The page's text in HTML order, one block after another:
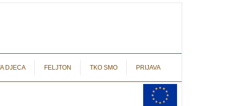
DJECA FELJTON TKO SMO PRIJAVA